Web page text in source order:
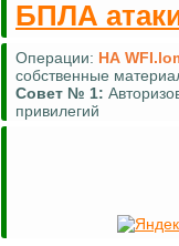
БПЛА
Операции: НА
собственные
Совет № 1:
привилегий